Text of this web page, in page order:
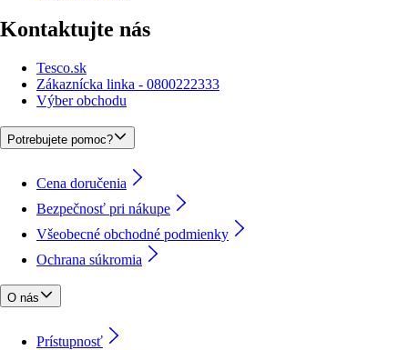
Kontaktujte nás
Tesco.sk
Zákaznícka linka - 0800222333
Výber obchodu
Potrebujete pomoc?
Cena doručenia
Bezpečnosť pri nákupe
Všeobecné obchodné podmienky
Ochrana súkromia
O nás
Prístupnosť